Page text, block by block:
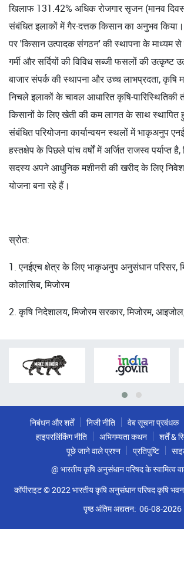
खिलाफ 131.42% अधिक रोजगार सृजन (मानव
संबंधित इलाकों में गैर-दत्तक किसान का अनुभव
पर 'किसान उत्पादक संगठन' की स्थापना के माध्यम
गर्मी और सर्दियों की विविध सब्जी फसलों की उत्कृष्ट
बाजार संपर्क की स्थापना और उच्च लाभप्रदता, कृषि
निचले इलाकों के चावल आधारित कृषि-पारिस्थितिकी
किसानों के लिए खेती की कम लागत के साथ स्थापित
संबंधित परियोजना कार्यान्वयन स्थलों में भाकृअनुप
हस्तक्षेप के पिछले पांच वर्षों में अर्जित राजस्व पर्याप्त
सदस्य अपने आधुनिक मशीनरी की खरीद के लिए
योजना बना रहे हैं।
स्रोत:
1. एनईएच क्षेत्र के लिए भाकृअनुप अनुसंधान परिसर,
कोलासिब, मिजोरम
2. कृषि निदेशालय, मिजोरम सरकार, मिजोरम,
निबंधन और शर्तें निजी नीति वेब सूचना प्रबंधक
हाइपरलिंकिंग नीति
अभिगम्यता कथन शर्तें &
पूछे जाने वाले प्रश्न
प्रतिपुष्टि
@ भारतीय कृषि अनुसंधान परिषद के स्वामित्व
कॉपीराइट © 2022 भारतीय कृषि अनुसंधान परिषद कृषि भवन
पृष्ठ अंतिम अद्यतन: 06-08-2026